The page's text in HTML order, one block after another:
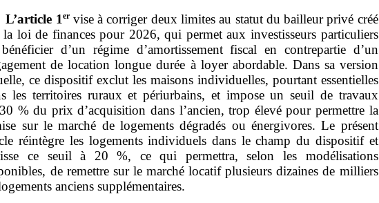
L’article 1 er vise à corriger deux limites au statut du bailleur privé créé
la loi de finances pour 2026, qui permet aux investisseurs particuliers
d’un régime d’amortissement fiscal en contrepartie d’un
de location longue durée à loyer abordable. Dans sa version
ce dispositif exclut les maisons individuelles, pourtant essentielles
les territoires ruraux et périurbains, et impose un seuil de travaux
% du prix d’acquisition dans l’ancien, trop élevé pour permettre la
sur le marché de logements dégradés ou énergivores. Le présent
réintègre les logements individuels dans le champ du dispositif et
ce seuil à 20 %, ce qui permettra, selon les modélisations
de remettre sur le marché locatif plusieurs dizaines de milliers
anciens supplémentaires.